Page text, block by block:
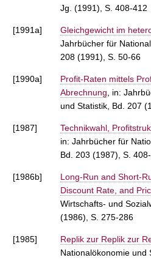
Jg. (1991), S. 408-412
[1991a] Gleichgewicht im
Jahrbücher für
208 (1991), S. 50-66
[1990a]
Profit-Raten mittels
Abrechnung , in:
und Statistik, Bd. 207
[1987] Technikwahl,
in: Jahrbücher für
Bd. 203 (1987), S.
[1986b]
Long-Run and Short-
Discount Rate, and
Wirtschafts- und
(1986), S. 275-286
[1985] Replik zur Replik zur
Nationalökonomie und